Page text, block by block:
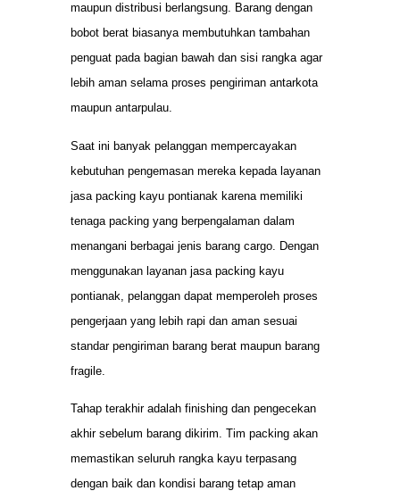
maupun distribusi berlangsung. Barang dengan
bobot berat biasanya membutuhkan tambahan
penguat pada bagian bawah dan sisi rangka agar
lebih aman selama proses pengiriman antarkota
maupun antarpulau.
Saat ini banyak pelanggan mempercayakan
kebutuhan pengemasan mereka kepada layanan
jasa packing kayu pontianak karena memiliki
tenaga packing yang berpengalaman dalam
menangani berbagai jenis barang cargo. Dengan
menggunakan layanan jasa packing kayu
pontianak, pelanggan dapat memperoleh proses
pengerjaan yang lebih rapi dan aman sesuai
standar pengiriman barang berat maupun barang
fragile.
Tahap terakhir adalah finishing dan pengecekan
akhir sebelum barang dikirim. Tim packing akan
memastikan seluruh rangka kayu terpasang
dengan baik dan kondisi barang tetap aman